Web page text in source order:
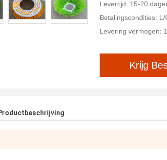
Levertijd: 15-20
Betalingscondities:
Levering vermogen:
Krijg